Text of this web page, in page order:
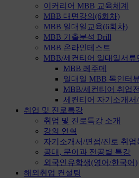
이커리어 MBB 교육체계
MBB 대면강의(6회차)
MBB 일대일교육(6회차)
MBB 기출분석 Drill
MBB 온라인테스트
MBB/세컨티어 일대일서류
MBB 레주메
일대일 MBB 목인터
MBB/세컨티어 취업
세컨티어 자기소개서
취업 및 진로특강
취업 및 진로특강 소개
강의 연혁
자기소개서/면접/진로 취업
공대, 문이과 전공별 특강
외국인유학생(영어/한국어)
해외취업 컨설팅